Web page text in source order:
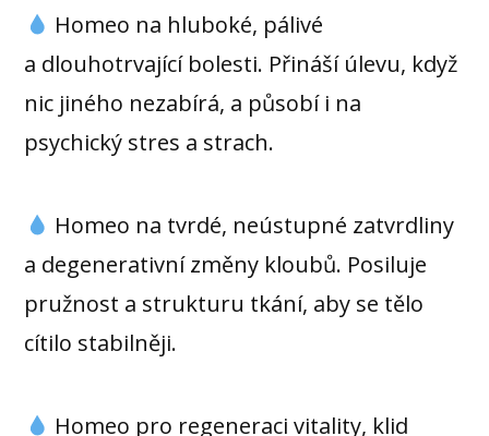
Homeo na hluboké, pálivé
a dlouhotrvající bolesti. Přináší úlevu, když
nic jiného nezabírá, a působí i na
psychický stres a strach.
Homeo na tvrdé, neústupné zatvrdliny
a degenerativní změny kloubů. Posiluje
pružnost a strukturu tkání, aby se tělo
cítilo stabilněji.
Homeo pro regeneraci vitality, klid